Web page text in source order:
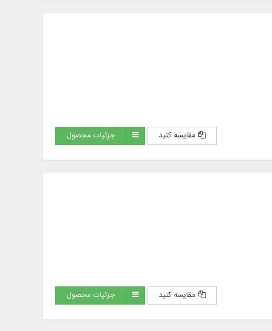
مقایسه کنید جزئیات محصول
مقایسه کنید جزئیات محصول